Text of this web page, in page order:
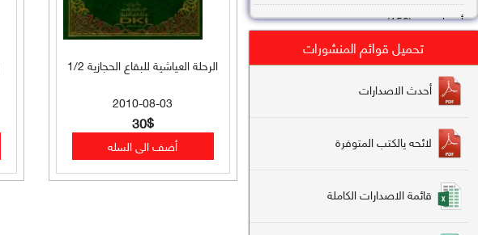
أصول فقه (158)
تاريخ (138)
فقه شافعي (132)
فقه حنفي (113)
فقه مالكي (112)
تفسير قرآن (106)
تحميل قوائم المنشورات
أحدث الاصدارات
لائحه يالكتب المتوفرة
قائمة الاصدارات الكاملة
الرحلة العياشية للبقاع الحجازية 1/2
2010-08-03
30$